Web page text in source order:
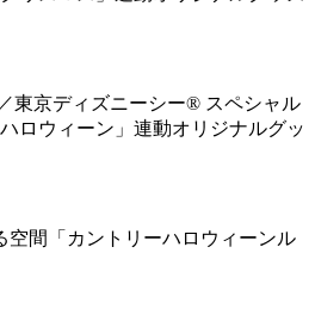
東京ディズニーシー® スペシャル
ロウィーン」連動オリジナルグッ
空間「カントリーハロウィーンル